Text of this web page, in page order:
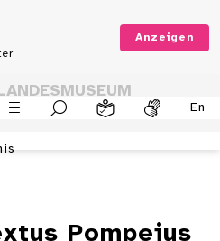
Anzeigen
En
Pompeius